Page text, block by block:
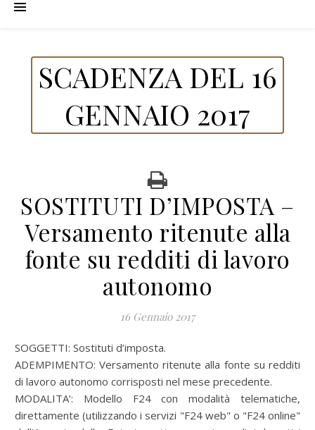
SCADENZA DEL 16
GENNAIO 2017
SOSTITUTI D’IMPOSTA –
Versamento ritenute alla
fonte su redditi di lavoro
autonomo
16 Gennaio 2017
SOGGETTI: Sostituti d’imposta.
ADEMPIMENTO: Versamento ritenute alla fonte su redditi
di lavoro autonomo corrisposti nel mese precedente.
MODALITA’: Modello F24 con modalità telematiche,
direttamente (utilizzando i servizi "F24 web" o "F24 online"